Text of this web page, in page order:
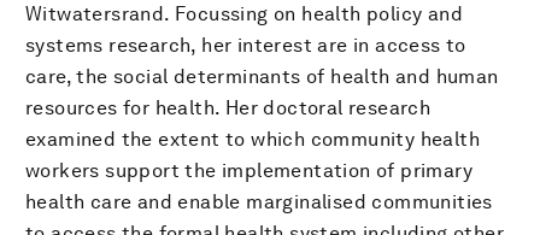
Witwatersrand. Focussing on health policy and
systems research, her interest are in access to
care, the social determinants of health and human
resources for health. Her doctoral research
examined the extent to which community health
workers support the implementation of primary
health care and enable marginalised communities